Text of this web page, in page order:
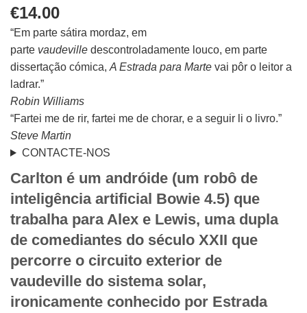
€14.00
“Em parte sátira mordaz, em
parte vaudeville descontroladamente louco, em parte
dissertação cómica, A Estrada para Marte vai pôr o leitor a
ladrar.”
Robin Williams
“Fartei me de rir, fartei me de chorar, e a seguir li o livro.”
Steve Martin
CONTACTE-NOS
Carlton é um andróide (um robô de
inteligência artificial Bowie 4.5) que
trabalha para Alex e Lewis, uma dupla
de comediantes do século XXII que
percorre o circuito exterior de
vaudeville do sistema solar,
ironicamente conhecido por Estrada